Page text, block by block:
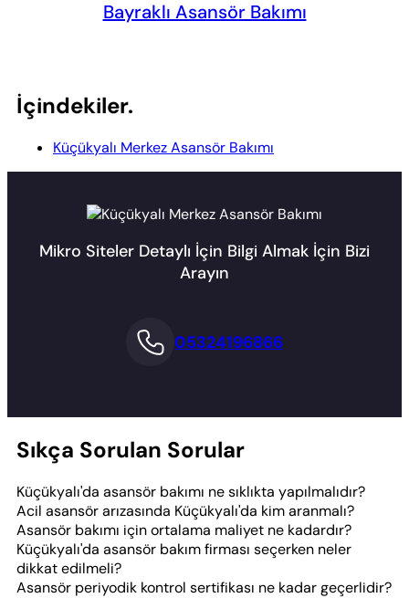
Bayraklı Asansör Bakımı
İçindekiler.
Küçükyalı Merkez Asansör Bakımı
Mikro Siteler Detaylı İçin Bilgi Almak İçin Bizi
Arayın
05324196866
Sıkça Sorulan Sorular
Küçükyalı'da asansör bakımı ne sıklıkta yapılmalıdır?
Acil asansör arızasında Küçükyalı'da kim aranmalı?
Asansör bakımı için ortalama maliyet ne kadardır?
Küçükyalı'da asansör bakım firması seçerken neler
dikkat edilmeli?
Asansör periyodik kontrol sertifikası ne kadar geçerlidir?